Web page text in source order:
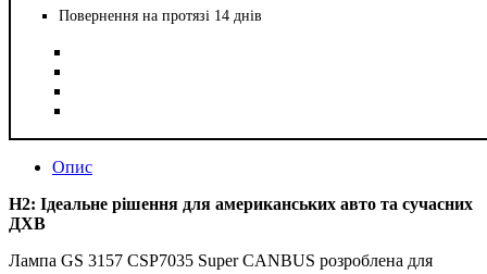
Повернення на протязі 14 днів
Опис
H2: Ідеальне рішення для американських авто та сучасних
ДХВ
Лампа GS 3157 CSP7035 Super CANBUS розроблена для